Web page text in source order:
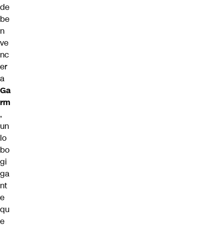
de
be
n
ve
nc
er
a
Ga
rm
,
un
lo
bo
gi
ga
nt
e
qu
e